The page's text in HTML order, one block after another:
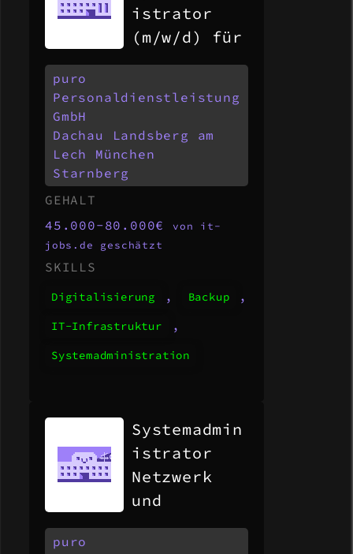
istrator
(m/w/d) für
eine
richtung
puro
Personaldienstleistung
GmbH
Dachau
Landsberg am
Lech
München
Starnberg
GEHALT
45.000-80.000€
von it-
jobs.de geschätzt
SKILLS
Digitalisierung , Backup ,
IT-Infrastruktur ,
Systemadministration
Systemadmin
istrator
Netzwerk
und
Security
puro